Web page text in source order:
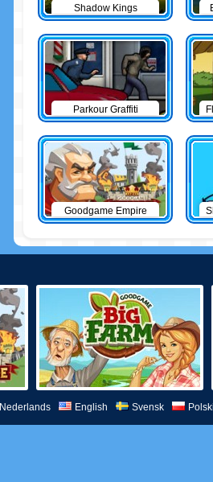
Shadow Kings
Parkour Graffiti
Goodgame Empire
Nederlands English Svensk